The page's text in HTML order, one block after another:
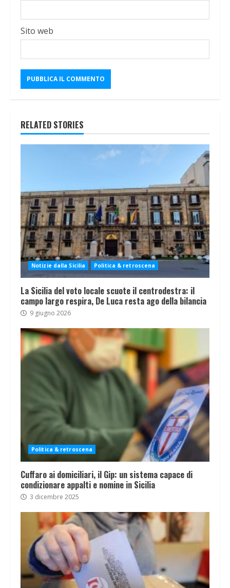
Sito web
RELATED STORIES
Notizie dalla Sicilia Politica & retroscena
La Sicilia del voto locale scuote il centrodestra: il
campo largo respira, De Luca resta ago della bilancia
9 giugno 2026
Politica & retroscena
Cuffaro ai domiciliari, il Gip: un sistema capace di
condizionare appalti e nomine in Sicilia
3 dicembre 2025